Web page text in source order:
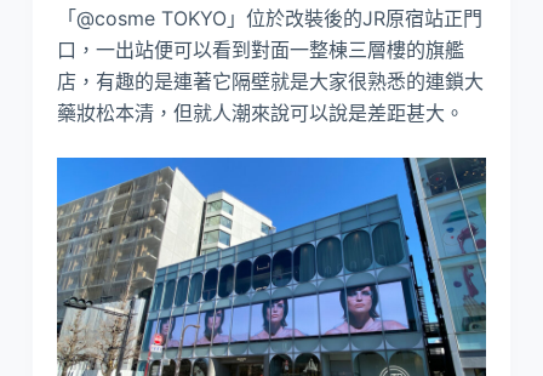
「@cosme TOKYO」位於改裝後的JR原宿站正門
口，一出站便可以看到對面一整棟三層樓的旗艦
店，有趣的是連著它隔壁就是大家很熟悉的連鎖大
藥妝松本清，但就人潮來說可以說是差距甚大。